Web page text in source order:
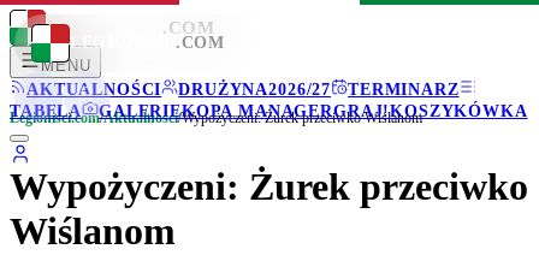
LEGIONISCI .COM
MENU
AKTUALNOŚCI
DRUŻYNA2026/27
TERMINARZ
TABELA
GALERIEKOPA MANAGERGRAJ!KOSZYKÓWKA
LEGIONISCI .COM
Legionisci.com/Aktualności/Wypożyczeni: Żurek przeciwko Wiślanom
Wypożyczeni: Żurek przeciwko
Wiślanom